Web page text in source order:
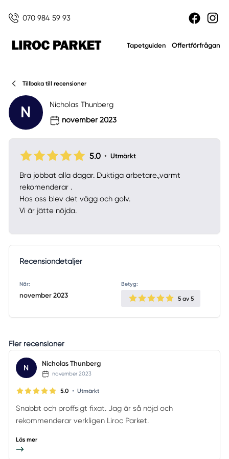
070 984 59 93
Tapetguiden Offertförfrågan
Tillbaka till recensioner
N
Nicholas Thunberg
november 2023
5.0 • Utmärkt
Bra jobbat alla dagar. Duktiga arbetare.,varmt
rekomenderar .
Hos oss blev det vägg och golv.
Vi är jätte nöjda.
Recensiondetaljer
När:
november 2023
Betyg:
5 av 5
Fler recensioner
N Nicholas Thunberg
november 2023
5.0 • Utmärkt
Snabbt och proffsigt fixat. Jag är så nöjd och
rekommenderar verkligen Liroc Parket.
Läs mer